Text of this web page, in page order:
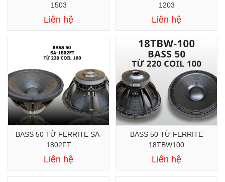
1503
Liên hệ
1203
Liên hệ
BASS 50 TỪ FERRITE SA-
1802FT
Liên hệ
BASS 50 TỪ FERRITE
18TBW100
Liên hệ